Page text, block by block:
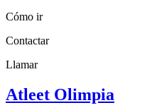
Cómo ir
Contactar
Llamar
Atleet Olimpia